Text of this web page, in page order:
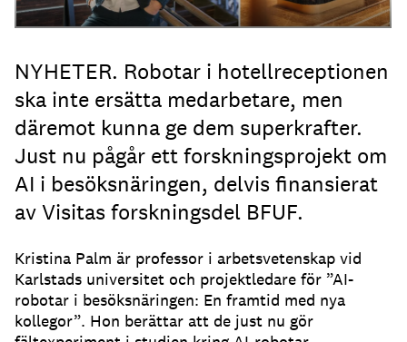
NYHETER. Robotar i hotellreceptionen
ska inte ersätta medarbetare, men
däremot kunna ge dem superkrafter.
Just nu pågår ett forskningsprojekt om
AI i besöksnäringen, delvis finansierat
av Visitas forskningsdel BFUF.
Kristina Palm är professor i arbetsvetenskap vid
Karlstads universitet och projektledare för ”AI-
robotar i besöksnäringen: En framtid med nya
kollegor”. Hon berättar att de just nu gör